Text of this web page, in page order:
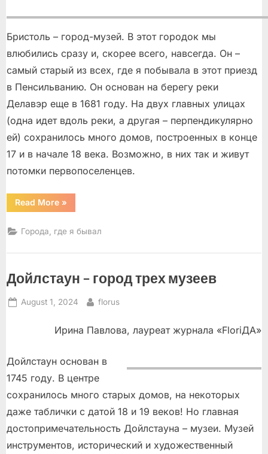
Бристоль – город-музей. В этот городок мы
влюбились сразу и, скорее всего, навсегда. Он –
самый старый из всех, где я побывала в этот приезд
в Пенсильванию. Он основан на берегу реки
Делавэр еще в 1681 году. На двух главных улицах
(одна идет вдоль реки, а другая – перпендикулярно
ей) сохранилось много домов, построенных в конце
17 и в начале 18 века. Возможно, в них так и живут
потомки первопоселенцев.
Read More“Бристоль”
»
Города, где я бывал
Дойлстаун – город трех музеев
Posted
August 1, 2024 By
florus
Ирина Павлова, лауреат журнала «FloriДА»
Дойлстаун основан в
1745 году. В центре
сохранилось много старых домов, на некоторых
даже таблички с датой 18 и 19 веков! Но главная
достопримечательность Дойлстауна – музеи. Музей
инструментов, исторический и художественный